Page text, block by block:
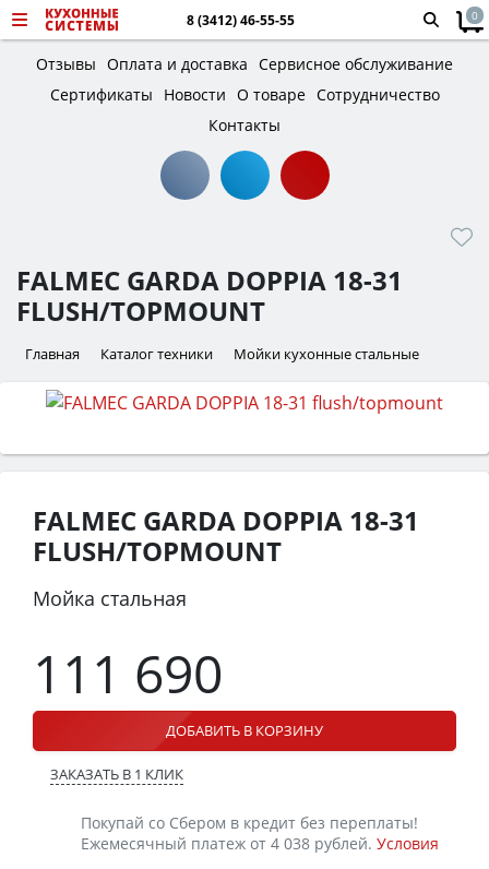
8 (3412) 46-55-55 0
Отзывы Оплата и доставка Сервисное обслуживание
Сертификаты
Новости О товаре Сотрудничество
Контакты
FALMEC GARDA DOPPIA 18-31
FLUSH/TOPMOUNT
Главная Каталог техники Мойки кухонные стальные
FALMEC GARDA DOPPIA 18-31
FLUSH/TOPMOUNT
Мойка стальная
111 690
ДОБАВИТЬ В КОРЗИНУ
ЗАКАЗАТЬ В 1 КЛИК
Покупай со Сбером в кредит без переплаты!
Ежемесячный платеж от 4 038 рублей. Условия